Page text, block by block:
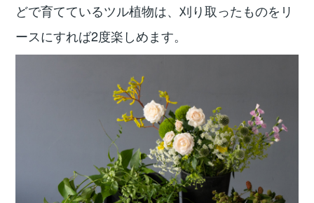
どで育てているツル植物は、刈り取ったものをリ
ースにすれば2度楽しめます。